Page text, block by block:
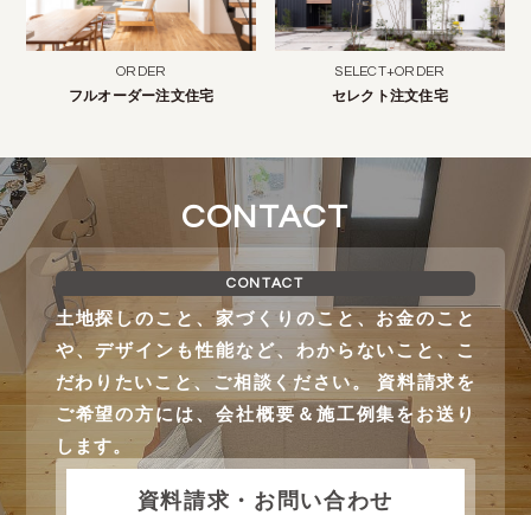
ORDER
フルオーダー注文住宅
SELECT+ORDER
セレクト注文住宅
CONTACT
CONTACT
土地探しのこと、家づくりのこと、お金のこと
や、デザインも性能など、わからないこと、こ
だわりたいこと、ご相談ください。 資料請求を
ご希望の方には、会社概要＆施工例集をお送り
します。
資料請求・お問い合わせ